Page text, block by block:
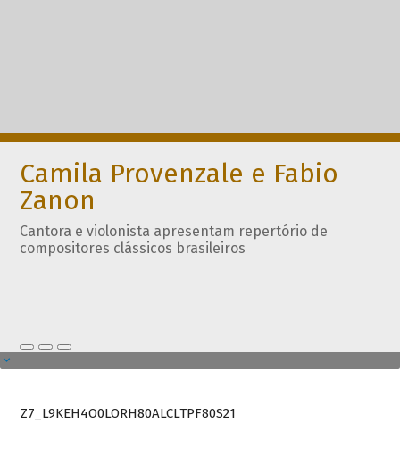
Camila Provenzale e Fabio
Zanon
Cantora e violonista apresentam repertório de
compositores clássicos brasileiros
Z7_L9KEH4O0LORH80ALCLTPF80S21